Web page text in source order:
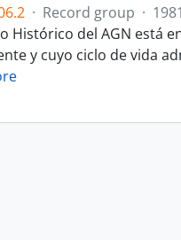
· Record group · 1981
Histórico del AGN está
y cuyo ciclo de vida